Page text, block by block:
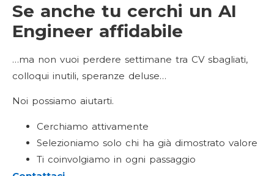
Se anche tu cerchi un AI
Engineer affidabile
…ma non vuoi perdere settimane tra CV sbagliati,
colloqui inutili, speranze deluse…
Noi possiamo aiutarti.
Cerchiamo attivamente
Selezioniamo solo chi ha già dimostrato valore
Ti coinvolgiamo in ogni passaggio